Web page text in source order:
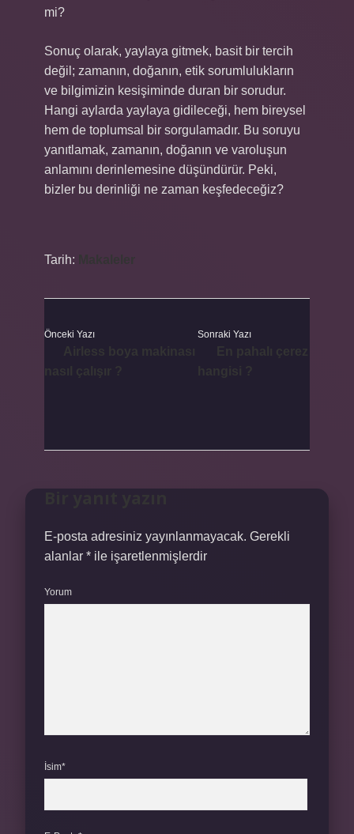
mi?
Sonuç olarak, yaylaya gitmek, basit bir tercih
değil; zamanın, doğanın, etik sorumlulukların
ve bilgimizin kesişiminde duran bir sorudur.
Hangi aylarda yaylaya gidileceği, hem bireysel
hem de toplumsal bir sorgulamadır. Bu soruyu
yanıtlamak, zamanın, doğanın ve varoluşun
anlamını derinlemesine düşündürür. Peki,
bizler bu derinliği ne zaman keşfedeceğiz?
Tarih:
Önceki Yazı Sonraki Yazı
E-posta adresiniz yayınlanmayacak. Gerekli
alanlar * ile işaretlenmişlerdir
Yorum
İsim*